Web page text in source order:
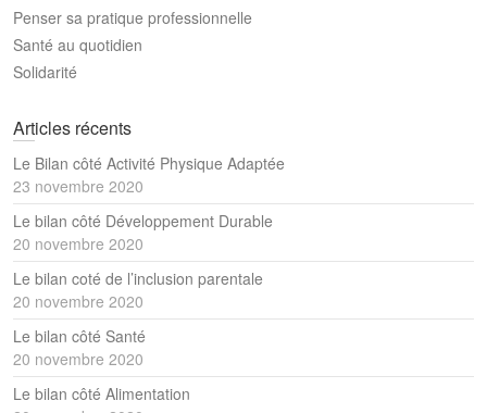
Penser sa pratique professionnelle
Santé au quotidien
Solidarité
Articles récents
Le Bilan côté Activité Physique Adaptée
23 novembre 2020
Le bilan côté Développement Durable
20 novembre 2020
Le bilan coté de l’inclusion parentale
20 novembre 2020
Le bilan côté Santé
20 novembre 2020
Le bilan côté Alimentation